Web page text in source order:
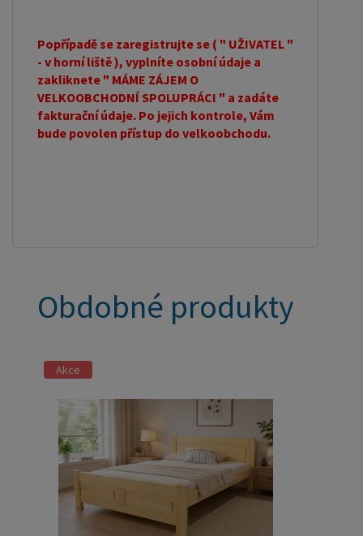
Popřípadě se zaregistrujte se ( " UŽIVATEL "
- v horní liště ), vyplníte osobní údaje a
zakliknete " MÁME ZÁJEM O
VELKOOBCHODNÍ SPOLUPRÁCI " a zadáte
fakturační údaje. Po jejich kontrole, Vám
bude povolen přístup do velkoobchodu.
Obdobné produkty
Akce